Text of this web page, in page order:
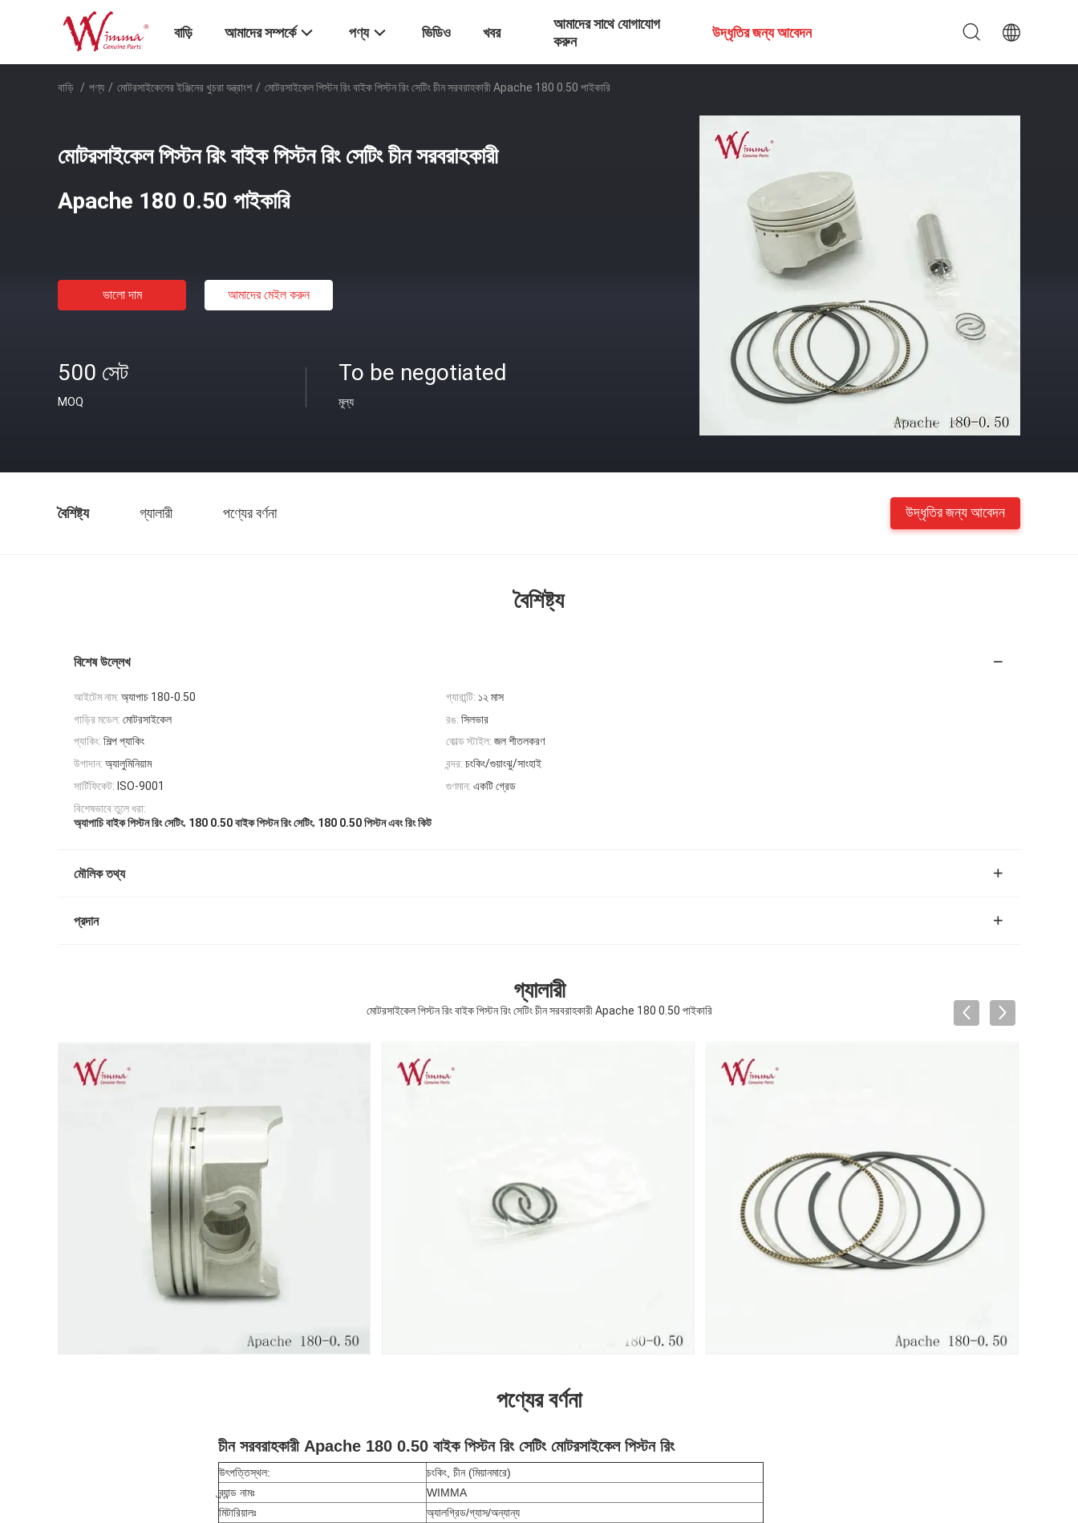
বাড়ি আমাদের সম্পর্কে পণ্য ভিডিও খবর
আমাদের সাথে যোগাযোগ
করুন
উদ্ধৃতির জন্য আবেদন
বাড়ি / পণ্য / মোটরসাইকেলের ইঞ্জিনের খুচরা যন্ত্রাংশ / মোটরসাইকেল পিস্টন রিং বাইক পিস্টন রিং সেটিং চীন সরবরাহকারী Apache 180 0.50 পাইকারি
মোটরসাইকেল পিস্টন রিং বাইক পিস্টন রিং সেটিং চীন সরবরাহকারী
Apache 180 0.50 পাইকারি
ভালো দাম আমাদের মেইল ​​করুন
500 সেট
MOQ
To be negotiated
মূল্য
বৈশিষ্ট্য গ্যালারী পণ্যের বর্ণনা উদ্ধৃতির জন্য আবেদন
বৈশিষ্ট্য
বিশেষ উল্লেখ
আইটেম নাম: অ্যাপাচ 180-0.50 গ্যারান্টি: ১২ মাস
গাড়ির মডেল: মোটরসাইকেল রঙ: সিলভার
প্যাকিং: শিল্প প্যাকিং কোল্ড স্টাইল: জল শীতলকরণ
উপাদান: অ্যালুমিনিয়াম বন্দর: চংকিং/গুয়াংঝু/সাংহাই
সার্টিফিকেট: ISO-9001 গুণমান: একটি গ্রেড
বিশেষভাবে তুলে ধরা:
অ্যাপাচি বাইক পিস্টন রিং সেটিং, 180 0.50 বাইক পিস্টন রিং সেটিং, 180 0.50 পিস্টন এবং রিং কিট
মৌলিক তথ্য
প্রদান
গ্যালারী
মোটরসাইকেল পিস্টন রিং বাইক পিস্টন রিং সেটিং চীন সরবরাহকারী Apache 180 0.50 পাইকারি
পণ্যের বর্ণনা
চীন সরবরাহকারী Apache 180 0.50 বাইক পিস্টন রিং সেটিং মোটরসাইকেল পিস্টন রিং
উৎপত্তিস্থল:
চংকিং, চীন (মিয়ানমারে)
ব্র্যান্ড নামঃ
WIMMA
মিটারিয়ালঃ
অ্যালগ্রিড/গ্যাস/অন্যান্য